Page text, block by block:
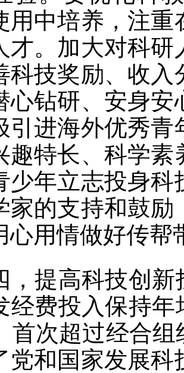
用中培养，注
才。加大对科
科技奖励、收
心钻研、安身
引进海外优秀
趣特长、科学
少年立志投身
家的支持和鼓
心用情做好传帮
高科技创新
经费投入保持年
首次超过经合
党和国家发展